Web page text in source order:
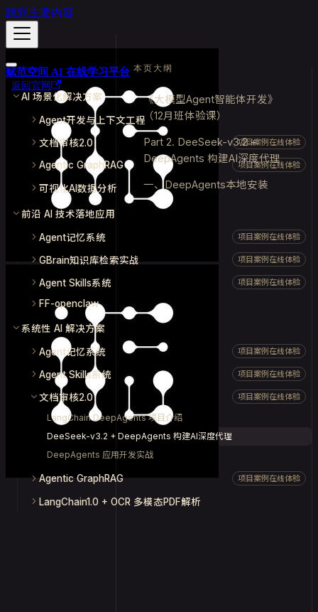
跳到主要内容
赋范空间 AI 在线学习平台
返回官网
AI 场景化解决方案
Agent开发与上下文工程
文档审核2.0
项目案例在线体验
Agentic GraphRAG 项目案例在线体验
可视化AI数据分析
前沿 AI 技术落地应用
Agent记忆系统 项目案例在线体验
GBrain知识库检索实战 项目案例在线体验
Agent Skills系统 项目案例在线体验
FF-openclaw
系统性 AI 解决方案
Agent记忆系统 项目案例在线体验
Agent Skills系统 项目案例在线体验
文档审核2.0 项目案例在线体验
LangChain DeepAgents 项目介绍
DeeSeek-v3.2 + DeepAgents 构建AI深度代理
DeepAgents 应用开发实战
Agentic GraphRAG 项目案例在线体验
LangChain1.0 + OCR 多模态PDF解析
本页大纲
《大模型Agent智能体开发》
（12月班体验课）
Part 2. DeeSeek-v3.2 +
DeepAgents 构建AI深度代理
一、DeepAgents本地安装